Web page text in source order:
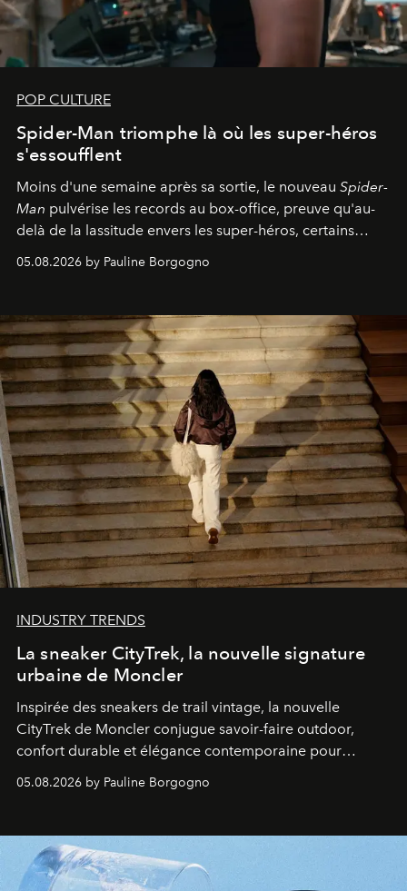
POP CULTURE
Spider-Man triomphe là où les super-héros
s'essoufflent
Moins d'une semaine après sa sortie, le nouveau Spider-
Man pulvérise les records au box-office, preuve qu'au-
delà de la lassitude envers les super-héros, certains
personnages continuent de susciter une ferveur intacte.
05.08.2026 by Pauline Borgogno
INDUSTRY TRENDS
La sneaker CityTrek, la nouvelle signature
urbaine de Moncler
Inspirée des sneakers de trail vintage, la nouvelle
CityTrek de Moncler conjugue savoir-faire outdoor,
confort durable et élégance contemporaine pour
accompagner les explorations du quotidien.
05.08.2026 by Pauline Borgogno